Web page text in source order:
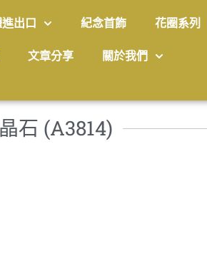
出口 紀念首飾 花圈系列
文章分享 關於我們
石 (A3814)